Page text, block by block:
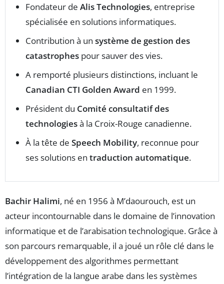
Fondateur de Alis Technologies, entreprise
spécialisée en solutions informatiques.
Contribution à un système de gestion des
catastrophes pour sauver des vies.
A remporté plusieurs distinctions, incluant le
Canadian CTI Golden Award en 1999.
Président du Comité consultatif des
technologiesà la Croix-Rouge canadienne.
À la tête de Speech Mobility, reconnue pour
ses solutions en traduction automatique.
Bachir Halimi, né en 1956 à M’daourouch, est un
acteur incontournable dans le domaine de l’innovation
informatique et de l’arabisation technologique. Grâce à
son parcours remarquable, il a joué un rôle clé dans le
développement des algorithmes permettant
l’intégration de la langue arabe dans les systèmes